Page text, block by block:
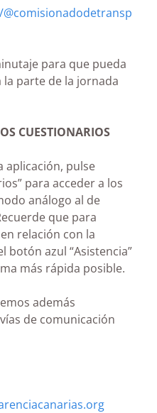
para que pueda
parte de la jornada
CUESTIONARIOS
aplicación, pulse
para acceder a los
análogo al de
que para
relación con la
botón azul “Asistencia”
más rápida posible.
además
de comunicación